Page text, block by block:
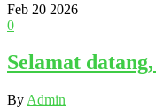
Feb 20 2026
0
Selamat
By Admin